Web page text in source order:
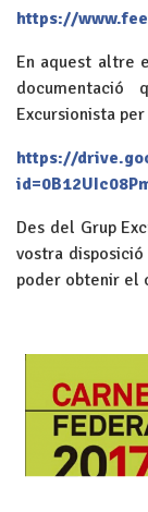
https://
En aquest altre
Excursionista
https://
Des del Grup
vostra
poder obtenir el